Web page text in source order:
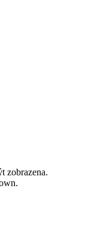
zobrazena.